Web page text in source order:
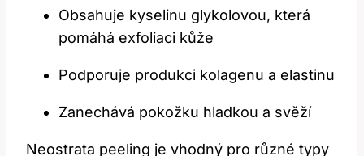
Obsahuje‌ kyselinu glykolovou,⁣ která⁣
pomáhá exfoliaci kůže
Podporuje produkci kolagenu a elastinu
Zanechává pokožku ⁤hladkou ⁣a​ svěží
Neostrata peeling je vhodný pro různé typy